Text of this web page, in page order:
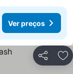
Ver preços
Partilhar